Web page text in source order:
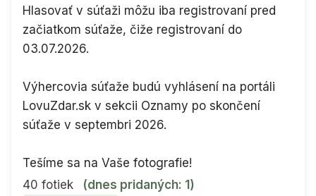
Hlasovať v súťaži môžu iba registrovaní pred
začiatkom súťaže, čiže registrovaní do
03.07.2026.
Výhercovia súťaže budú vyhlásení na portáli
LovuZdar.sk v sekcii Oznamy po skončení
súťaže v septembri 2026.
Tešíme sa na Vaše fotografie!
40 fotiek
(dnes pridaných: 1)